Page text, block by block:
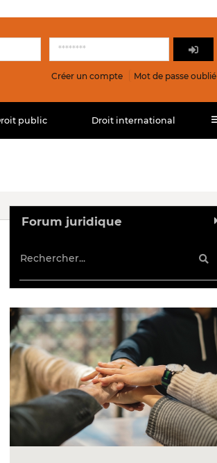
Créer un compte Mot de passe oublié
public Droit international
Forum juridique